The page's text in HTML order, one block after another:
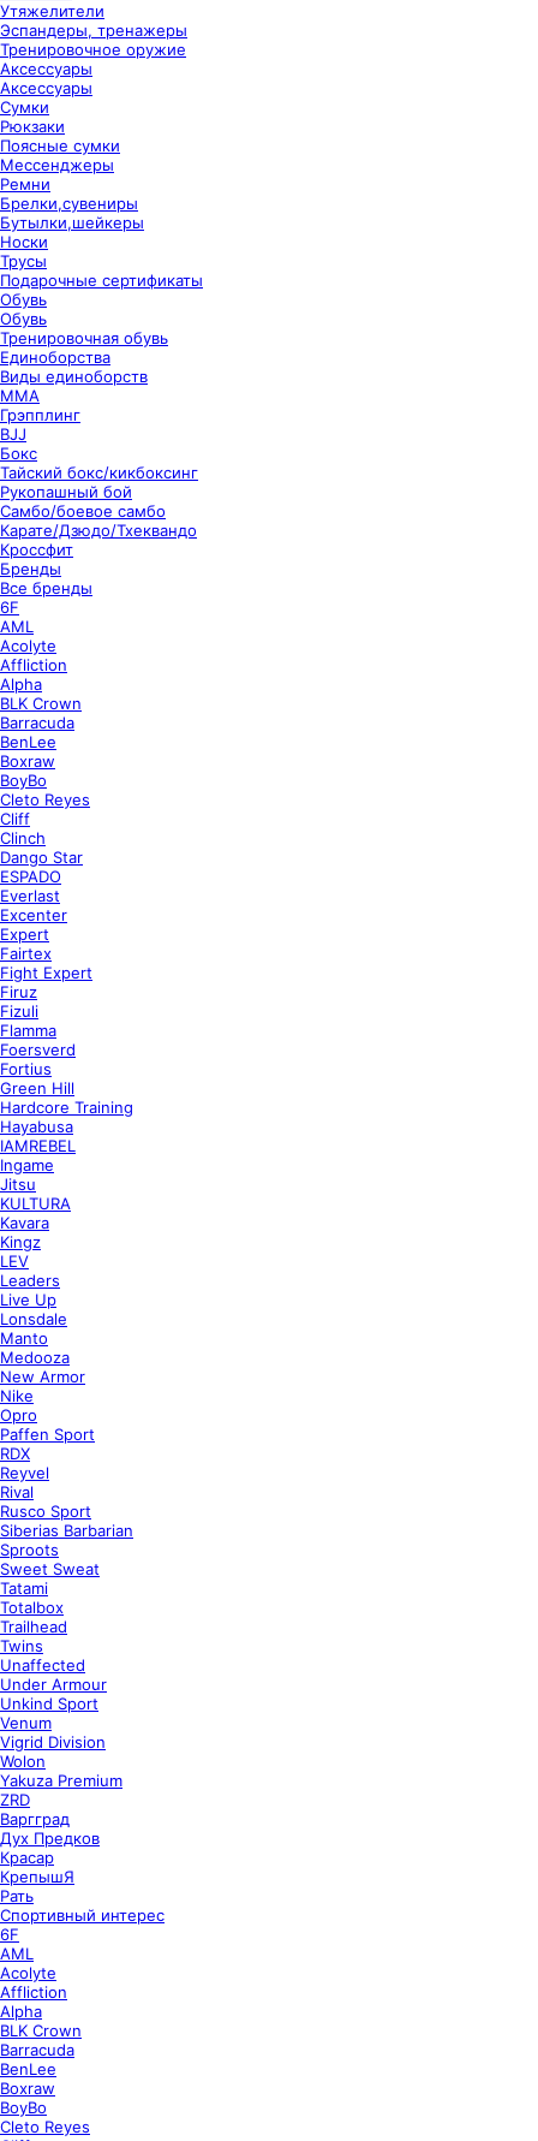
Утяжелители
Эспандеры, тренажеры
Тренировочное оружие
Аксессуары
Аксессуары
Сумки
Рюкзаки
Поясные сумки
Мессенджеры
Ремни
Брелки,сувениры
Бутылки,шейкеры
Носки
Трусы
Подарочные сертификаты
Обувь
Обувь
Тренировочная обувь
Единоборства
Виды единоборств
ММА
Грэпплинг
BJJ
Бокс
Тайский бокс/кикбоксинг
Рукопашный бой
Самбо/боевое самбо
Карате/Дзюдо/Тхеквандо
Кроссфит
Бренды
Все бренды
6F
AML
Acolyte
Affliction
Alpha
BLK Crown
Barracuda
BenLee
Boxraw
BoyBo
Cleto Reyes
Cliff
Clinch
Dango Star
ESPADO
Everlast
Excenter
Expert
Fairtex
Fight Expert
Firuz
Fizuli
Flamma
Foersverd
Fortius
Green Hill
Hardcore Training
Hayabusa
IAMREBEL
Ingame
Jitsu
KULTURA
Kavara
Kingz
LEV
Leaders
Live Up
Lonsdale
Manto
Medooza
New Armor
Nike
Opro
Paffen Sport
RDX
Reyvel
Rival
Rusco Sport
Siberias Barbarian
Sproots
Sweet Sweat
Tatami
Totalbox
Trailhead
Twins
Unaffected
Under Armour
Unkind Sport
Venum
Vigrid Division
Wolon
Yakuza Premium
ZRD
Варгград
Дух Предков
Красар
КрепышЯ
Рать
Спортивный интерес
6F
AML
Acolyte
Affliction
Alpha
BLK Crown
Barracuda
BenLee
Boxraw
BoyBo
Cleto Reyes